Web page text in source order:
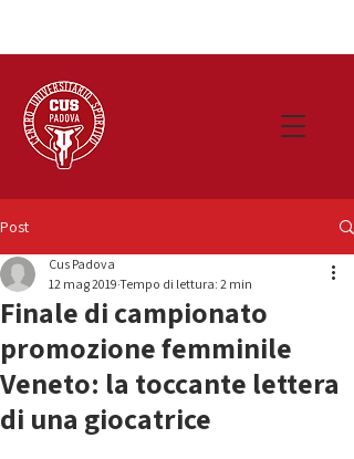
Post
Finale di campionato
promozione femminile
Veneto: la toccante lettera
di una giocatrice
Cus Padova
12 mag 2019 Tempo di lettura: 2 min